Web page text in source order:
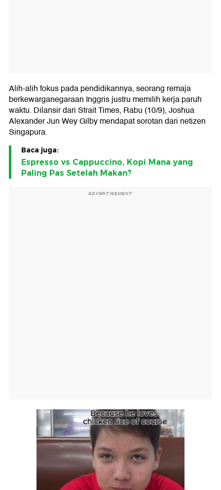
Alih-alih fokus pada pendidikannya, seorang remaja
berkewarganegaraan Inggris justru memilih kerja paruh
waktu. Dilansir dari Strait Times, Rabu (10/9), Joshua
Alexander Jun Wey Gilby mendapat sorotan dari netizen
Singapura.
Baca juga:
Espresso vs Cappuccino, Kopi Mana yang
Paling Pas Setelah Makan?
ADVERTISEMENT